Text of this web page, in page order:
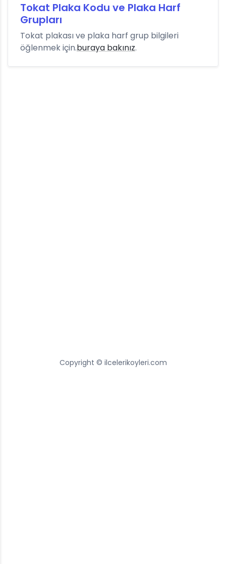
Tokat Plaka Kodu ve Plaka Harf
Grupları
Tokat plakası ve plaka harf grup bilgileri
öğlenmek için.buraya bakınız.
Copyright © ilcelerikoyleri.com